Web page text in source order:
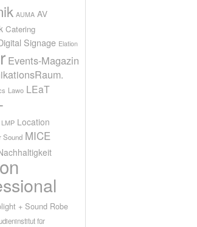
AUMA AV
Catering
Signage Elation
Events-Magazin
Lawo LEaT
LMP Location
Sound MICE
+ Sound Robe
für